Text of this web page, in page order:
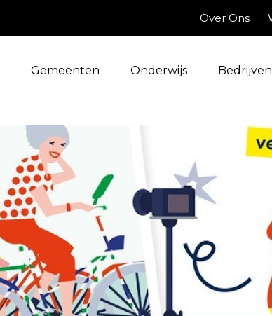
Over Ons
Gemeenten Onderwijs Bedrijven